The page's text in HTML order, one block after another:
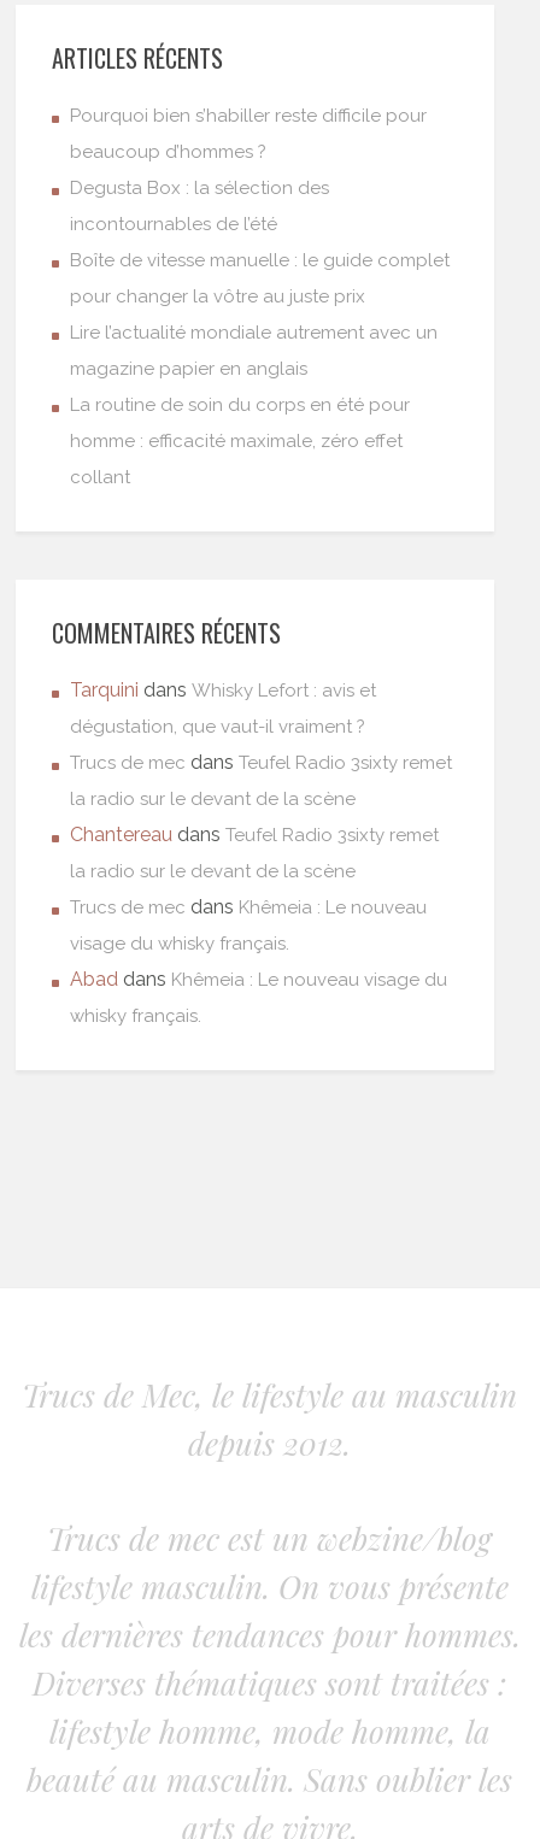
ARTICLES RÉCENTS
Pourquoi bien s’habiller reste difficile pour
beaucoup d’hommes ?
Degusta Box : la sélection des
incontournables de l’été
Boîte de vitesse manuelle : le guide complet
pour changer la vôtre au juste prix
Lire l’actualité mondiale autrement avec un
magazine papier en anglais
La routine de soin du corps en été pour
homme : efficacité maximale, zéro effet
collant
COMMENTAIRES RÉCENTS
Tarquini dansWhisky Lefort : avis et
dégustation, que vaut-il vraiment ?
Trucs de mec dansTeufel Radio 3sixty remet
la radio sur le devant de la scène
Chantereau dansTeufel Radio 3sixty remet
la radio sur le devant de la scène
Trucs de mec dans Khêmeia : Le nouveau
visage du whisky français.
Abad dans Khêmeia : Le nouveau visage du
whisky français.
Trucs de Mec, le lifestyle au masculin
depuis 2012.
Trucs de mec est un webzine/blog
lifestyle masculin. On vous présente
les dernières tendances pour hommes.
Diverses thématiques sont traitées :
lifestyle homme, mode homme, la
beauté au masculin. Sans oublier les
arts de vivre.